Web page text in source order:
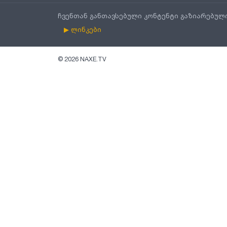
ჩვენთან განთავსებული კონტენტი
▶ ლინკები
© 2026 NAXE.TV